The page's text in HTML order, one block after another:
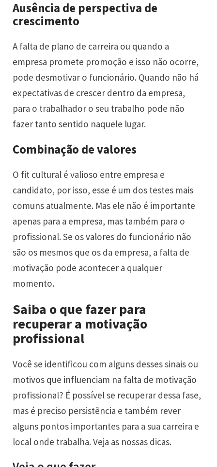
Ausência de perspectiva de
crescimento
A falta de plano de carreira ou quando a
empresa promete promoção e isso não ocorre,
pode desmotivar o funcionário. Quando não há
expectativas de crescer dentro da empresa,
para o trabalhador o seu trabalho pode não
fazer tanto sentido naquele lugar.
Combinação de valores
O fit cultural é valioso entre empresa e
candidato, por isso, esse é um dos testes mais
comuns atualmente. Mas ele não é importante
apenas para a empresa, mas também para o
profissional. Se os valores do funcionário não
são os mesmos que os da empresa, a falta de
motivação pode acontecer a qualquer
momento.
Saiba o que fazer para
recuperar a motivação
profissional
Você se identificou com alguns desses sinais ou
motivos que influenciam na falta de motivação
profissional? É possível se recuperar dessa fase,
mas é preciso persistência e também rever
alguns pontos importantes para a sua carreira e
local onde trabalha. Veja as nossas dicas.